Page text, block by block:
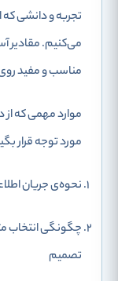
تجربه و دانشی
می‌کنیم. مقادیر
مناسب و مفید روی
موارد مهمی که
مورد توجه قرار
نحوه‌ی جریان
چگونگی انتخاب
تصمیم